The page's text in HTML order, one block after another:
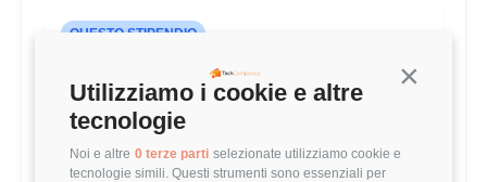
Continua
Utilizziamo i cookie e altre
tecnologie
Noi e altre 0 terze parti selezionate utilizziamo cookie e
tecnologie simili. Questi strumenti sono essenziali per
QUESTO STIPENDIO
MEDIA HR RECRUITER (<1 ANNI)
32,178 €